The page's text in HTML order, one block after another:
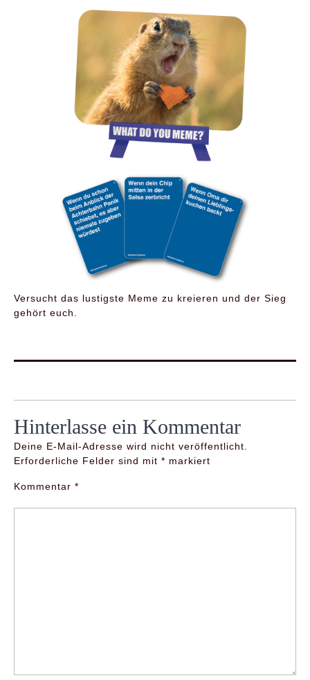
Versucht das lustigste Meme zu kreieren und der Sieg
gehört euch.
Hinterlasse ein Kommentar
Deine E-Mail-Adresse wird nicht veröffentlicht.
Erforderliche Felder sind mit * markiert
Kommentar *